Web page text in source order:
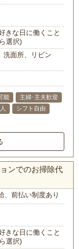
きな日に働くこと
選択)
洗面所、リビン
能
主婦･主夫歓迎
シフト自由
ンでのお掃除代
、前払い制度あり
きな日に働くこと
選択)